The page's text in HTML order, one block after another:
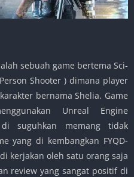
sebuah game bertema Sci-
Shooter ) dimana player
bernama Shelia. Game
Unreal Engine
suguhkan memang tidak
yang di kembangkan FYQD-
kerjakan oleh satu orang saja
review yang sangat positif di